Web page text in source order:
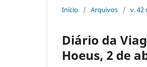
Início / Arquivos / v. 42
Diário da
Hoeus, 2 de